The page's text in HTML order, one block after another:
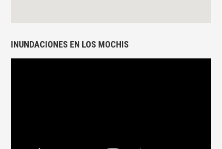
INUNDACIONES EN LOS MOCHIS